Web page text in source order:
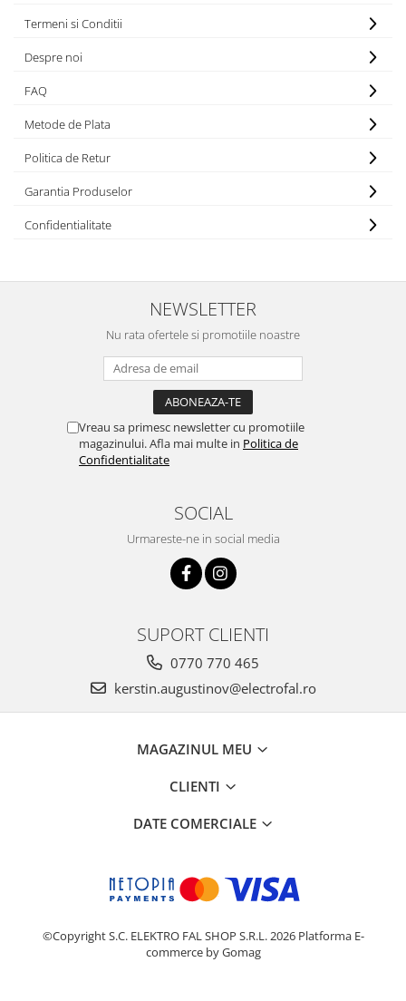
Termeni si Conditii
Despre noi
FAQ
Metode de Plata
Politica de Retur
Garantia Produselor
Confidentialitate
NEWSLETTER
Nu rata ofertele si promotiile noastre
Vreau sa primesc newsletter cu promotiile
magazinului. Afla mai multe in Politica de
Confidentialitate
SOCIAL
Urmareste-ne in social media
SUPORT CLIENTI
0770 770 465
kerstin.augustinov@electrofal.ro
MAGAZINUL MEU
CLIENTI
DATE COMERCIALE
©Copyright S.C. ELEKTRO FAL SHOP S.R.L. 2026 Platforma E-
commerce by Gomag